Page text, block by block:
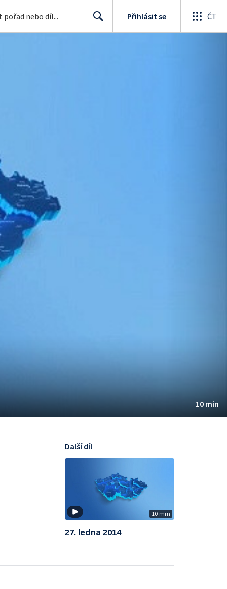
Přihlásit se ČT
10 min
10 min
Další díl
27. ledna 2014